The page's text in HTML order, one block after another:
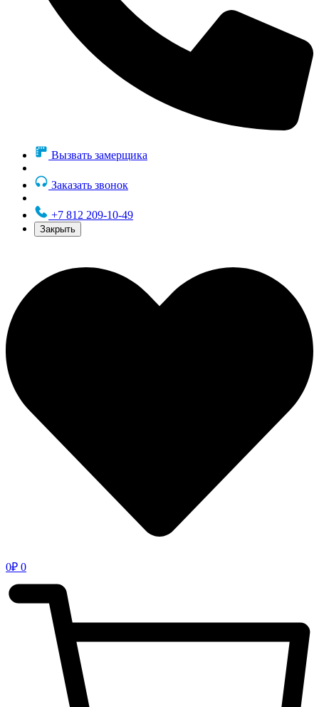
Вызвать замерщика
Заказать звонок
+7 812 209-10-49
Закрыть
0₽ 0